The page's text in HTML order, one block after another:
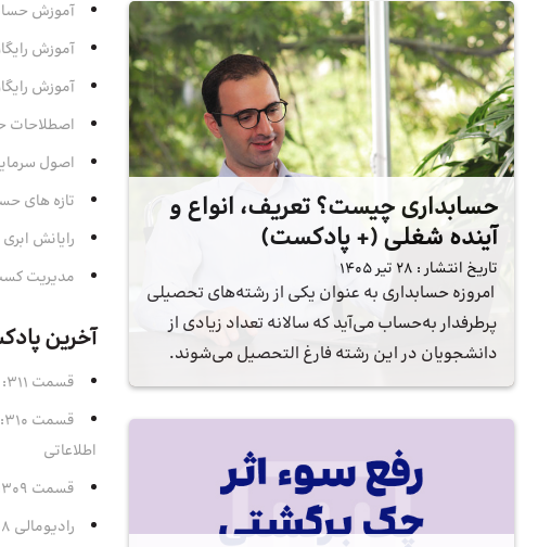
حسابداری چیست؟ تعریف، انواع و
آینده شغلی (+ پادکست)
تاریخ انتشار : 28 تیر 1405
امروزه حسابداری به عنوان یکی از رشته‌های تحصیلی
پرطرفدار به‌حساب می‌آید که سالانه تعداد زیادی از
دانشجویان در این رشته فارغ التحصیل می‌شوند.
آموزش
آموزش
آموزش
اصطلاحات
اصول
تازه های
رایانش ابری
مدیریت
آخرین
قسمت 311: حسابرسی سیستمی و تکالیف قانونی تابستان
اطلاعاتی
قسمت 309: ابهامات نرخ تبدیل معاملات ارزی
رادیومالی 308: تغییرات سامانه مودیان زیر ذره‌بین